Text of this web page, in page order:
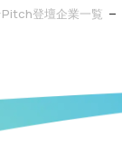
登壇企業一覧